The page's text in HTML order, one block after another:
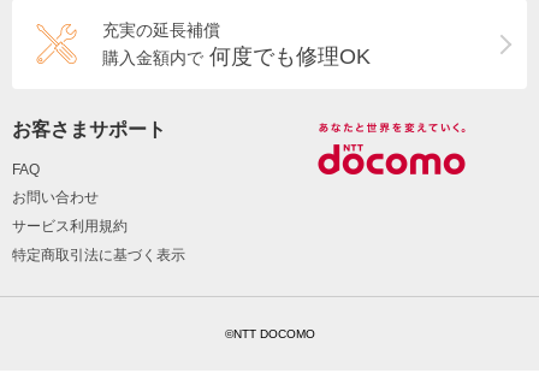
充実の延長補償
購入金額内で 何度でも修理OK
お客さまサポート
FAQ
お問い合わせ
サービス利用規約
特定商取引法に基づく表示
©NTT DOCOMO